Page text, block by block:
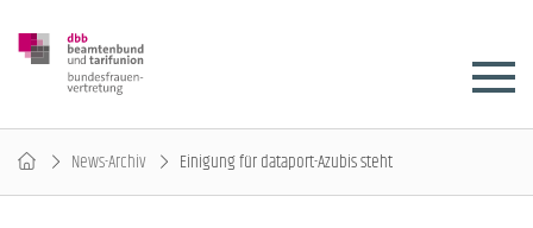
News-Archiv Einigung für dataport-Azubis steht